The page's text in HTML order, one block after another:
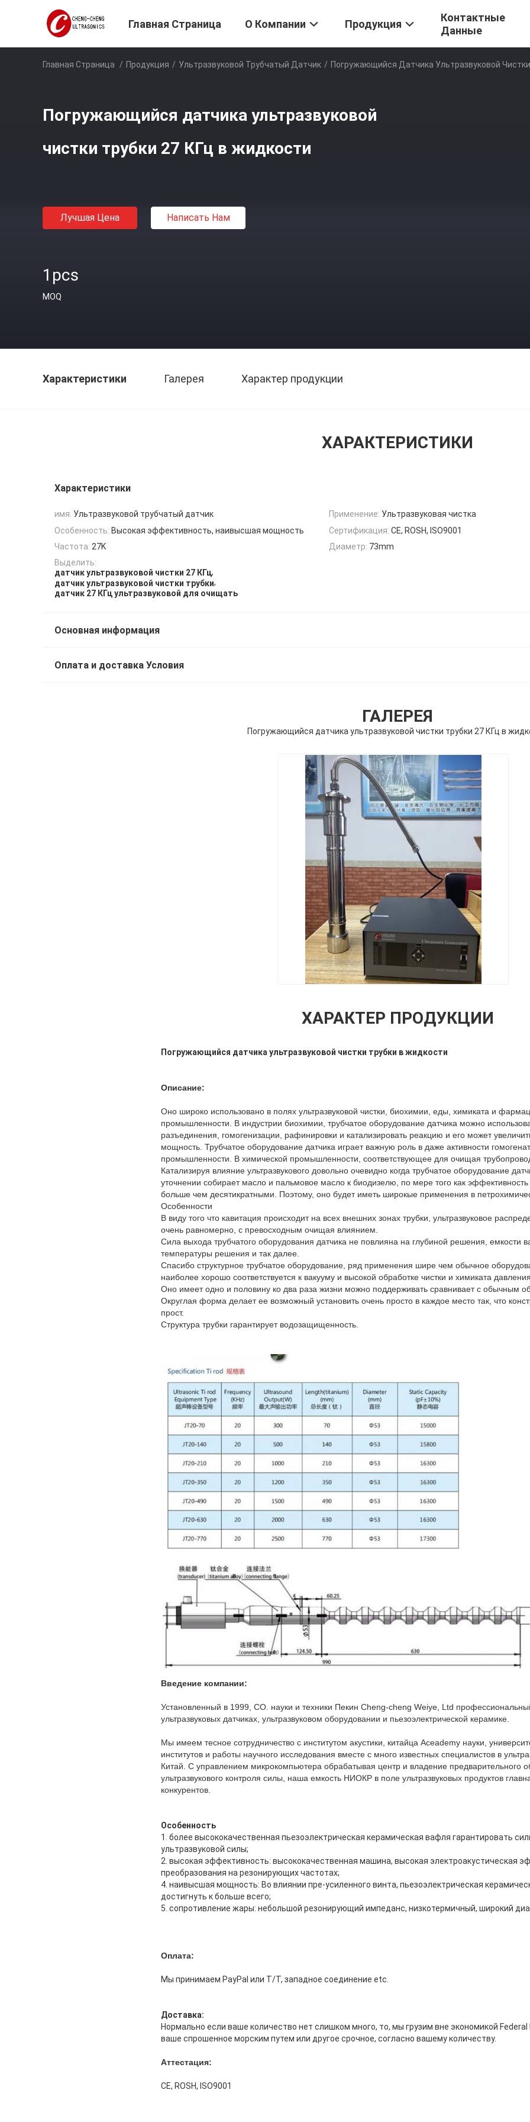
Главная Страница О Компании Продукция
Контактные
Данные
Главная Страница / Продукция / Ультразвуковой Трубчатый Датчик / Погружающийся Датчика Ультразвуковой
Погружающийся датчика ультразвуковой
чистки трубки 27 КГц в жидкости
Лучшая Цена Написать Нам
1pcs
MOQ
Характеристики Галерея Характер продукции
ХАРАКТЕРИСТИКИ
Характеристики
имя: Ультразвуковой трубчатый датчик Применение: Ультразвуковая чистка
Особенность: Высокая эффективность, наивысшая мощность Сертификация: CE, ROSH, ISO9001
Частота: 27K Диаметр: 73mm
Выделить:
датчик ультразвуковой чистки 27 КГц,
датчик ультразвуковой чистки трубки,
датчик 27 КГц ультразвуковой для очищать
Основная информация
Оплата и доставка Условия
ГАЛЕРЕЯ
Погружающийся датчика ультразвуковой чистки трубки 27 КГц в
ХАРАКТЕР ПРОДУКЦИИ
Погружающийся датчика ультразвуковой чистки трубки в жидкости
Описание:
Оно широко использовано в полях ультразвуковой чистки, биохимии, еды, химиката и
промышленности. В индустрии биохимии, трубчатое оборудование датчика можно
разъединения, гомогенизации, рафинировки и катализировать реакцию и его может
мощность. Трубчатое оборудование датчика играет важную роль в даже активности
промышленности. В химической промышленности, соответствующее для очищая
Катализируя влияние ультразвукового довольно очевидно когда трубчатое оборудование
уточнении собирает масло и пальмовое масло к биодизелю, по мере того как
больше чем десятикратными. Поэтому, оно будет иметь широкые применения в
Особенности
В виду того что кавитация происходит на всех внешних зонах трубки, ультразвуковое
очень равномерно, с превосходным очищая влиянием.
Сила выхода трубчатого оборудования датчика не повлияна на глубиной решения, емкости
температуры решения и так далее.
Спасибо структурное трубчатое оборудование, ряд применения шире чем обычное
наиболее хорошо соответствуется к вакууму и высокой обработке чистки и химиката давления.
Оно имеет одно и половину ко два раза жизни можно поддерживать сравнивает с обычным
Округлая форма делает ее возможный установить очень просто в каждое место так, что
прост.
Структура трубки гарантирует водозащищенность.
Введение компании:
Установленный в 1999, CO. науки и техники Пекин Cheng-cheng Weiye, Ltd
ультразвуковых датчиках, ультразвуковом оборудовании и пьезоэлектрической керамике.
Мы имеем тесное сотрудничество с институтом акустики, китайца Aceademy науки,
институтов и работы научного исследования вместе с много известных специалистов в
Китай. С управлением микрокомпьютера обрабатывая центр и владение предварительного
ультразвукового контроля силы, наша емкость НИОКР в поле ультразвуковых продуктов
конкурентов.
Особенность
1. более высококачественная пьезоэлектрическая керамическая вафля гарантировать
ультразвуковой силы;
2. высокая эффективность: высококачественная машина, высокая электроакустическая
преобразования на резонирующих частотах;
4. наивысшая мощность: Во влиянии пре-усиленного винта, пьезоэлектрическая
достигнуть к больше всего;
5. сопротивление жары: небольшой резонирующий импеданс, низкотермичный, широкий
Оплата:
Мы принимаем PayPal или T/T, западное соединение etc.
Доставка:
Нормально если ваше количество нет слишком много, то, мы грузим вне экономикой Federal
ваше спрошенное морским путем или другое срочное, согласно вашему количеству.
Аттестация:
CE, ROSH, ISO9001